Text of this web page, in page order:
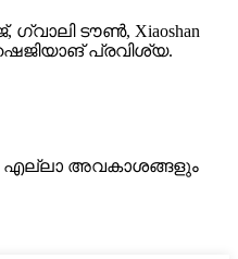
ഗ്വാലി ടൗൺ, Xiaoshan
പ്രവിശ്യ.
: എല്ലാ അവകാശങ്ങളും